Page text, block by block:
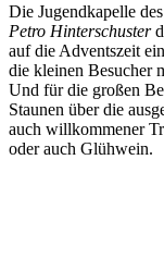
Die Jugendkapelle
Petro Hinterschuster
auf die Adventszeit
die kleinen Besucher
Und für die großen
Staunen über die
auch willkommener
oder auch Glühwein.